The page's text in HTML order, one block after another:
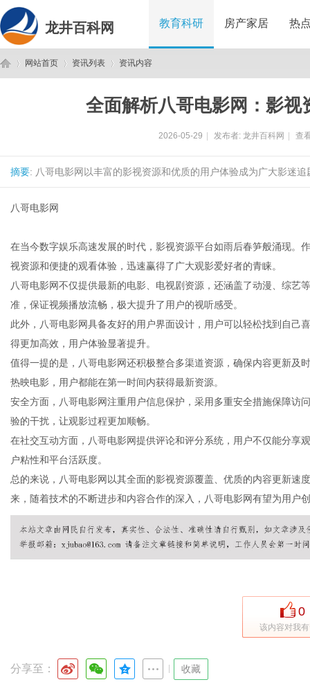
龙井百科网 教育科研 房产家居 热
网站首页 资讯列表 资讯内容
全面解析八哥电影网：影视
2026-05-29 发布者: 龙井百科网 查
摘要: 八哥电影网以丰富的影视资源和优质的用户体验成为广大影迷
八哥电影网
在当今数字娱乐高速发展的时代，影视资源平台如雨后春笋般涌现。
视资源和便捷的观看体验，迅速赢得了广大观影爱好者的青睐。
八哥电影网不仅提供最新的电影、电视剧资源，还涵盖了动漫、综艺
准，保证视频播放流畅，极大提升了用户的视听感受。
此外，八哥电影网具备友好的用户界面设计，用户可以轻松找到自己
得更加高效，用户体验显著提升。
值得一提的是，八哥电影网还积极整合多渠道资源，确保内容更新及
热映电影，用户都能在第一时间内获得最新资源。
安全方面，八哥电影网注重用户信息保护，采用多重安全措施保障访
验的干扰，让观影过程更加顺畅。
在社交互动方面，八哥电影网提供评论和评分系统，用户不仅能分享
户粘性和平台活跃度。
总的来说，八哥电影网以其全面的影视资源覆盖、优质的内容更新速
来，随着技术的不断进步和内容合作的深入，八哥电影网有望为用户
0
该内容对我
分享至： 收藏